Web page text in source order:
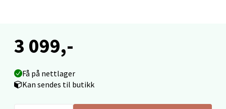
3 099,-
Få på nettlager
Kan sendes til butikk
0 i butikk